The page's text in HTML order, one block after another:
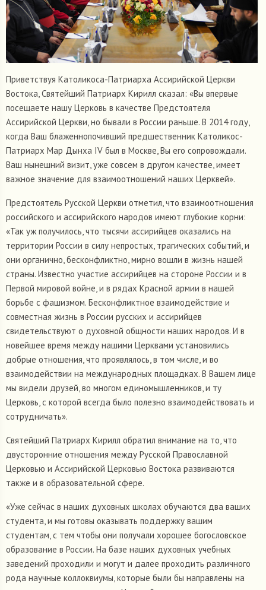
Приветствуя Католикоса-Патриарха Ассирийской Церкви
Востока, Святейший Патриарх Кирилл сказал: «Вы впервые
посещаете нашу Церковь в качестве Предстоятеля
Ассирийской Церкви, но бывали в России раньше. В 2014 году,
когда Ваш блаженнопочивший предшественник Католикос-
Патриарх Мар Дынха IV был в Москве, Вы его сопровождали.
Ваш нынешний визит, уже совсем в другом качестве, имеет
важное значение для взаимоотношений наших Церквей».
Предстоятель Русской Церкви отметил, что взаимоотношения
российского и ассирийского народов имеют глубокие корни:
«Так уж получилось, что тысячи ассирийцев оказались на
территории России в силу непростых, трагических событий, и
они органично, бесконфликтно, мирно вошли в жизнь нашей
страны. Известно участие ассирийцев на стороне России и в
Первой мировой войне, и в рядах Красной армии в нашей
борьбе с фашизмом. Бесконфликтное взаимодействие и
совместная жизнь в России русских и ассирийцев
свидетельствуют о духовной общности наших народов. И в
новейшее время между нашими Церквами установились
добрые отношения, что проявлялось, в том числе, и во
взаимодействии на международных площадках. В Вашем лице
мы видели друзей, во многом единомышленников, и ту
Церковь, с которой всегда было полезно взаимодействовать и
сотрудничать».
Святейший Патриарх Кирилл обратил внимание на то, что
двусторонние отношения между Русской Православной
Церковью и Ассирийской Церковью Востока развиваются
также и в образовательной сфере.
«Уже сейчас в наших духовных школах обучаются два ваших
студента, и мы готовы оказывать поддержку вашим
студентам, с тем чтобы они получали хорошее богословское
образование в России. На базе наших духовных учебных
заведений проходили и могут и далее проходить различного
рода научные коллоквиумы, которые были бы направлены на